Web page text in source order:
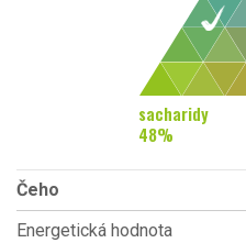
sacharidy
48%
Čeho
Energetická hodnota